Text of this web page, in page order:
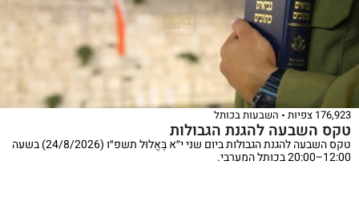
176,923 צפיות השבעות בכותל
טקס השבעה להגנת הגבולות
טקס השבעה להגנת הגבולות ביום שני י״א בֶּאֱלוּל תשפ״ו (24/8/2026) בשעה
12:00–20:00 בכותל המערבי.